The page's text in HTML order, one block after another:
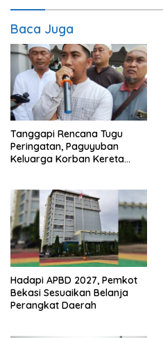
Baca Juga
Tanggapi Rencana Tugu
Peringatan, Paguyuban
Keluarga Korban Kereta
Keselamatan Lebih Dulu
Hadapi APBD 2027, Pemkot
Bekasi Sesuaikan Belanja
Perangkat Daerah